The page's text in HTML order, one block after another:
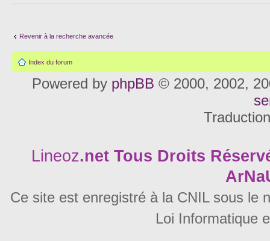
Revenir à la recherche avancée
Index du forum
Powered by phpBB © 2000, 2002,
Lineoz.net Tous Droits
Ce site est enregistré à la CNIL sous le
Loi Informatique